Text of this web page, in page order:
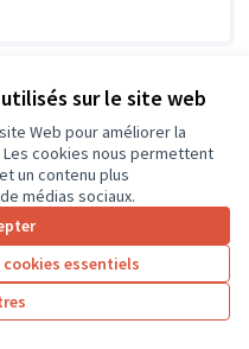
sur le site web
Web pour améliorer la
cookies nous permettent
un contenu plus
médias sociaux.
essentiels